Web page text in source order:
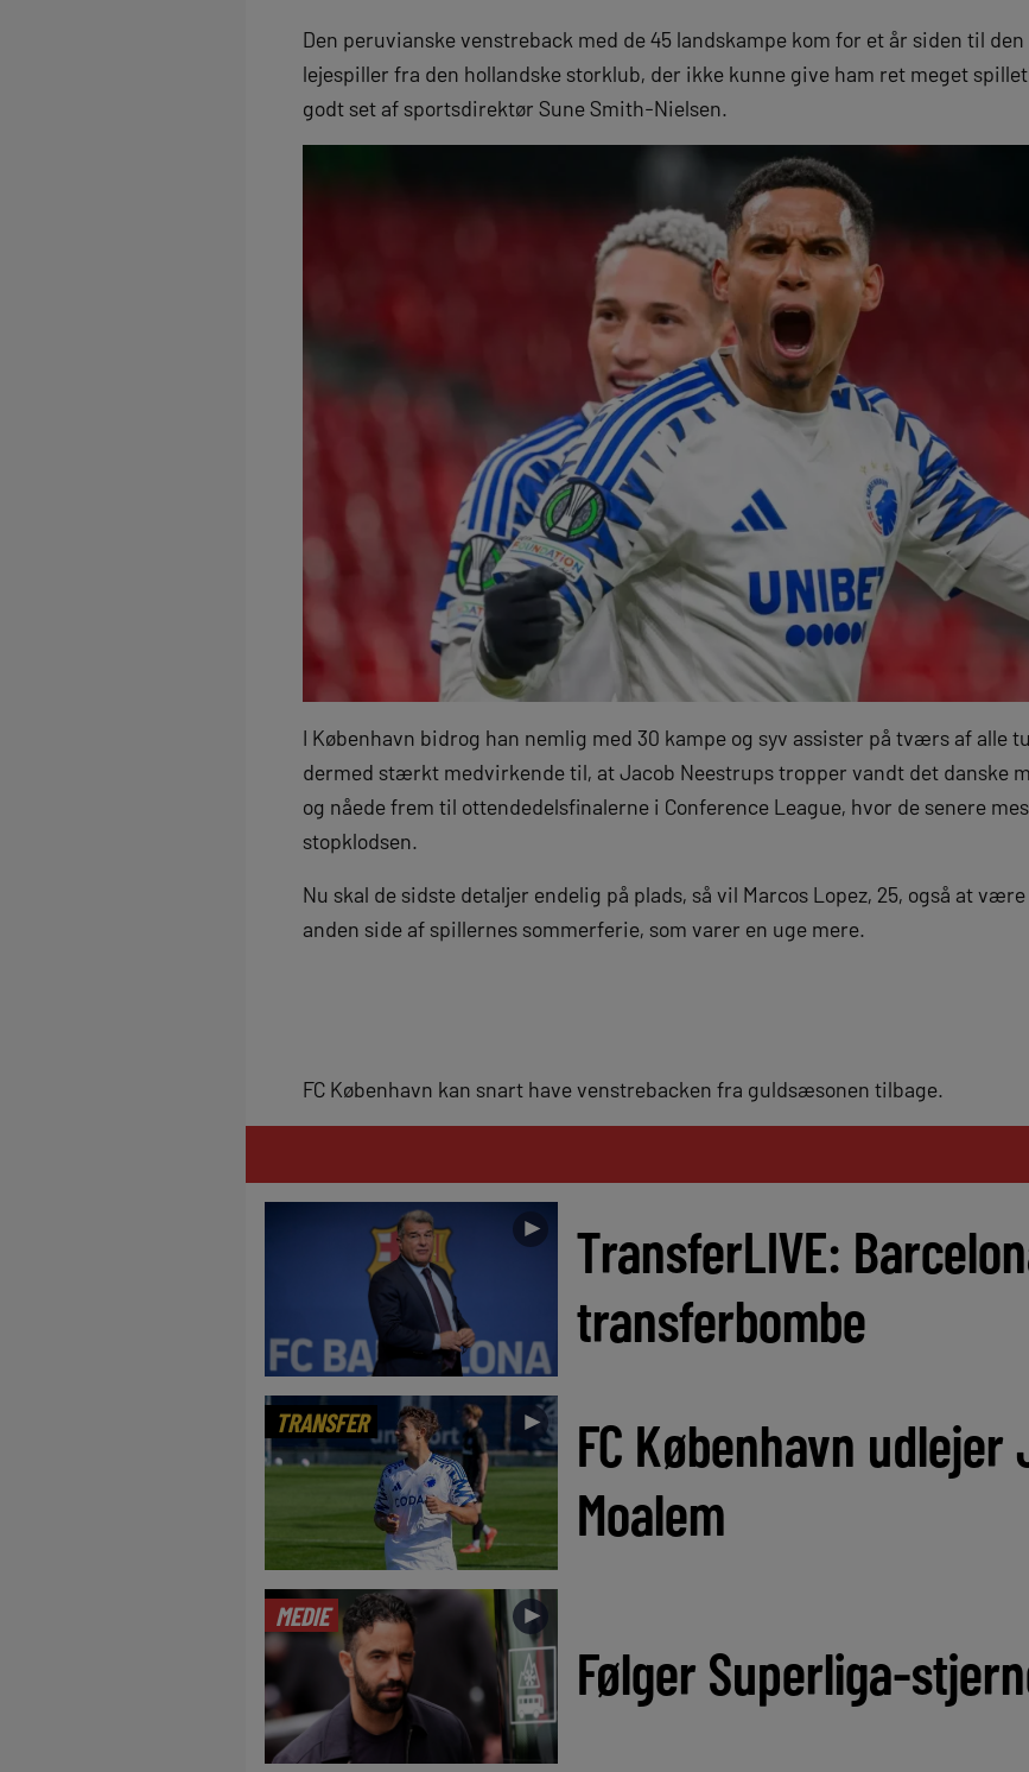
Den peruvianske venstreback med de 45 landskampe kom for et år siden til
lejespiller fra den hollandske storklub, der ikke kunne give ham ret meget
godt set af sportsdirektør Sune Smith-Nielsen.
I København bidrog han nemlig med 30 kampe og syv assister på tværs af alle
dermed stærkt medvirkende til, at Jacob Neestrups tropper vandt det danske
og nåede frem til ottendedelsfinalerne i Conference League, hvor de senere
stopklodsen.
Nu skal de sidste detaljer endelig på plads, så vil Marcos Lopez, 25, også at
anden side af spillernes sommerferie, som varer en uge mere.
FC København kan snart have venstrebacken fra guldsæsonen tilbage.
►
TransferLIVE:
transferbombe
TRANSFER ►
FC København udlejer
Moalem
MEDIE ►
Følger Superliga-